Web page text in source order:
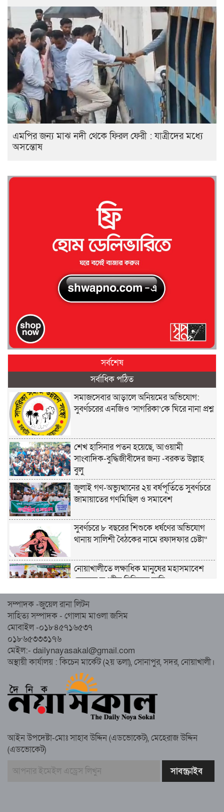
এমপির জন্য মাঝ নদী থেকে ফিরল ফেরী : যাত্রীদের মধ্যে
অসন্তোষ
সর্বশেষ
সর্বাধিক পঠিত
সমাজসেবার আড়ালে অনিয়মের অভিযোগ:
সুবর্ণচরের এনজিও ‘সাগরিকা’কে ঘিরে নানা প্রশ্ন
শেখ হাসিনার পতন হয়েছে, আওয়ামী
সাংবাদিক-বুদ্ধিজীবীদের জন্য -বরকত উল্লাহ
বুলু
জুলাই গণ-অভ্যুত্থানের ২য় বর্ষপূর্তিতে সুবর্ণচরে
জামায়াতের গণমিছিল ও সমাবেশ
সুবর্ণচরে ৮ বছরের শিশুকে ধর্ষণের অভিযোগ
থানায় সালিশী বৈঠকের নামে রফাদফার চেষ্টা“
নোয়াখালীতে লক্ষাধিক মানুষের মহাসমাবেশ
হেজবুত তওহীদ নিষিদ্ধের দাবি
নোয়াখালীতে ইসলামী মহাসমাবেশের প্রস্তুতি
সম্পন্ন, অংশ নেবেন লক্ষাধিক মানুষ
নোয়াখালীতে ইসলামী ছাত্রশিবিরের ‘অদম্য
জুলাই’ মিছিল
সুবর্ণচরে মায়ের অভিযোগে সাবেক ভাইস
চেয়ারম্যান গ্রেপ্তার
স্মরণ সভায় মিলাদ ও দোয়া
সম্পাদক -জুয়েল রানা লিটন
সাহিত্য সম্পাদক - গোলাম মাওলা জসিম
মোবাইল -০১৮৪৫৭১৬৫৩৭
০১৮৬৫৩৩৩১৭৬
মেইল:- dailynayasakal@gmail.com
অস্থায়ী কার্যালয় : কিচেন মার্কেট (২য় তলা), সোনাপুর, সদর, নোয়াখালী।
আইন উপদেষ্টা-মোঃ সাহাব উদ্দিন (এডভোকেট), মেহেরাজ উদ্দিন
(এডভোকেট)